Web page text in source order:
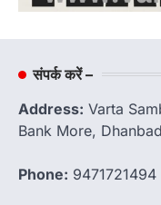
संपर्क करें –
Address: Varta
Bank More,
Phone: 9471721494